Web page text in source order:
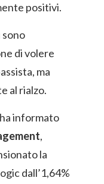
positivi.
sono
di volere
ma
al rialzo.
informato
,
la
dall’1,64%